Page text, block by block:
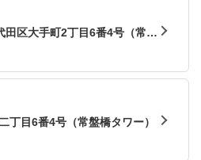
田区大手町2丁目6番4号（常盤
丁目6番4号（常盤橋タワー）